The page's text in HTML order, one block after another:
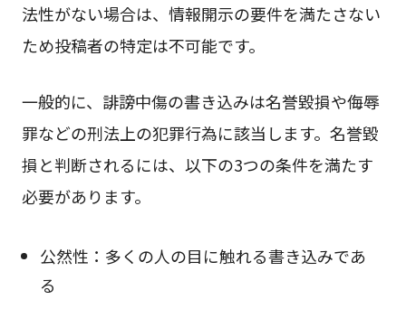
法性がない場合は、情報開示の要件を満たさない
ため投稿者の特定は不可能です。
一般的に、誹謗中傷の書き込みは名誉毀損や侮辱
罪などの刑法上の犯罪行為に該当します。名誉毀
損と判断されるには、以下の3つの条件を満たす
必要があります。
公然性：多くの人の目に触れる書き込みであ
る